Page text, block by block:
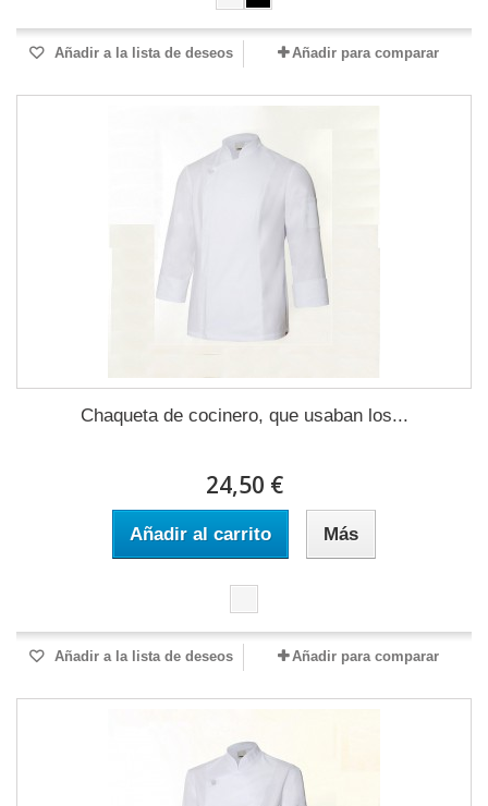
Añadir a la lista de deseos Añadir para comparar
Chaqueta de cocinero, que usaban los...
24,50 €
Añadir al carrito Más
Añadir a la lista de deseos Añadir para comparar